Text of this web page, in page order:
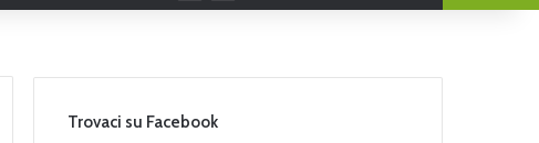
Trovaci su Facebook